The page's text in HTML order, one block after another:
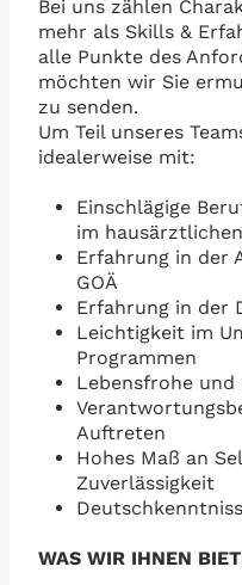
Bei uns zählen
mehr als Skills &
alle Punkte des
möchten wir Sie
zu senden.
Um Teil unseres
idealerweise mit:
Einschlägige
im
Erfahrung in der
GOÄ
Erfahrung in der
Leichtigkeit im
Programmen
Lebensfrohe
Auftreten
Hohes Maß an
Zuverlässigkeit
WAS WIR IHNEN